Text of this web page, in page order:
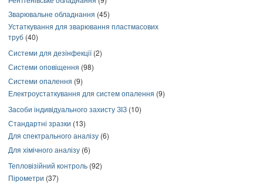
Зварювальне обладнання (45)
Устаткування для зварювання пластмасових
труб (40)
Системи для дезінфекції(2)
Системи оповіщення (98)
Системи опалення (9)
Електроустаткування для систем опалення (9)
Засоби індивідуального захисту ЗІЗ (10)
Стандартні зразки (13)
Для спектрального аналізу (6)
Для хімічного аналізу (6)
Тепловізійний контроль (92)
Пірометри (37)